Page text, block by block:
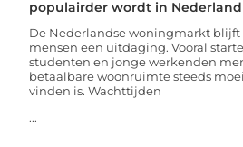
populairder wordt in Nederland
De Nederlandse woningmarkt blijft
mensen een uitdaging. Vooral
studenten en jonge werkenden
betaalbare woonruimte steeds
vinden is. Wachttijden
...